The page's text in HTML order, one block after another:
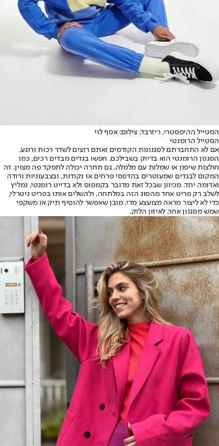
הסטייל ההיפסטרי, ריזרבד, צילום: אסף לוי
הסטייל הרומנטי
אם לא התחברתם לסגנונות הקודמים ואתם רוצים לשדר רכות ורוגע,
הסגנון הרומנטי הוא בדיוק בשבילכם. חפשו בגדים מבדים רכים, כמו
חולצות שיפון או שמלות עם מלמלה. גם תחרה יכולה לתפקד פה מצוין. זה
המקום לבגדים שמעוטרים בהדפסי פרחים או נקודות, ובצבעוניות ורודה
ואדומה יחד. מכיוון שבכל זאת מדובר בקמפוס ולא בדייט רומנטי, נמליץ
לשלב רק פריט אחד מהסוג הזה במלתחה, ולהשלים אותו בפריט ניטרלי,
כדי לא ליצור מראה מצועצע מדי. מובן שאפשר להוסיף תיק או משקפי
שמש מסגנון אחר, לאיזון הלוק.